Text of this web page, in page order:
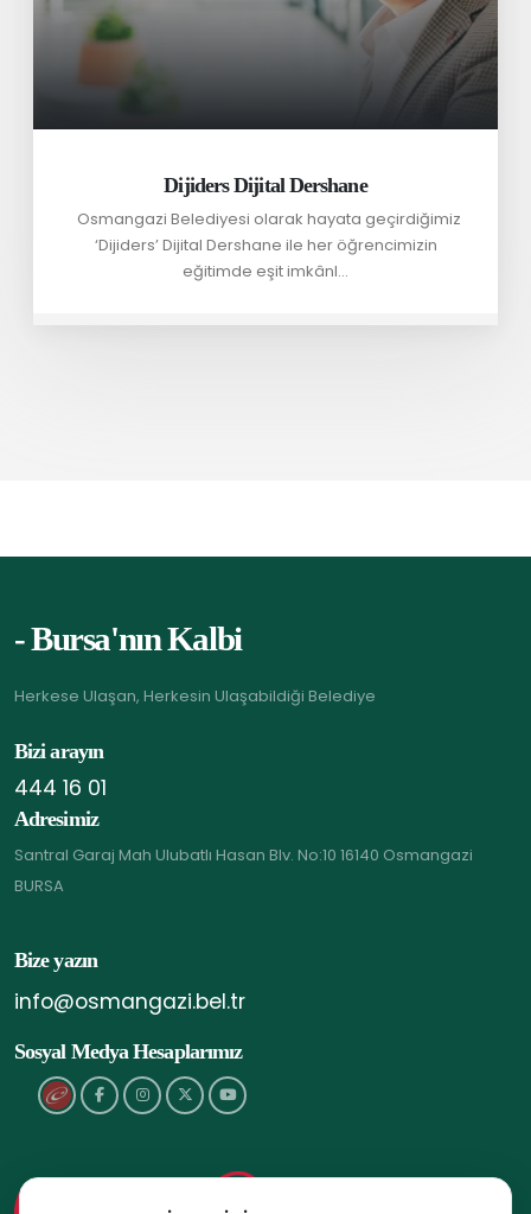
Dijiders Dijital Dershane
Osmangazi Belediyesi olarak hayata geçirdiğimiz
‘Dijiders’ Dijital Dershane ile her öğrencimizin
eğitimde eşit imkânl...
- Bursa'nın Kalbi
Herkese Ulaşan, Herkesin Ulaşabildiği Belediye
Bizi arayın
444 16 01
Adresimiz
Santral Garaj Mah Ulubatlı Hasan Blv. No:10 16140 Osmangazi
BURSA
Bize yazın
info@osmangazi.bel.tr
Sosyal Medya Hesaplarımız